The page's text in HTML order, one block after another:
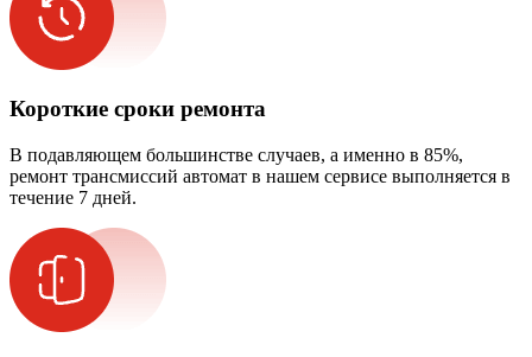
Короткие сроки ремонта
В подавляющем большинстве случаев, а именно в 85%,
ремонт трансмиссий автомат в нашем сервисе выполняется в
течение 7 дней.